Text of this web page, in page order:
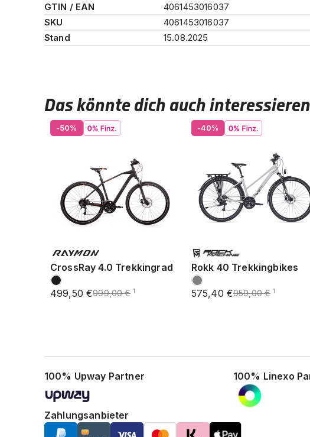
GTIN / EAN
4061453016037
SKU
4061453016037
Stand
15.08.2025
Das könnte dich auch interessieren
-50%
CrossRay 4.0 Trekkingrad
499,50 €999,00 € 1
-40%
Rokk 40 Trekkingbikes
575,40 €959,00 € 1
100% Upway Partner 100% Linexo
Zahlungsanbieter